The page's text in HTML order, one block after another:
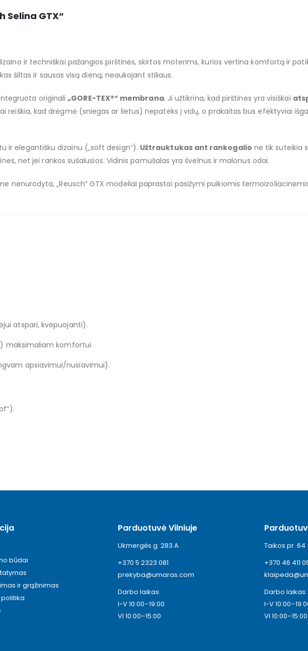
Selina GTX“
ir techniškai pažangios pirštinės, skirtos moterims, kurios vertina komfortą ir
šiltas ir sausas visą dieną, neaukojant stiliaus.
originali„GORE-TEX®“ membrana. Ji užtikrina, kad pirštinės yra visiškai
kad drėgmė (sniegas ar lietus) nepateks į vidų, o prakaitas bus efektyviai
ir elegantišku dizainu („soft design“). Užtrauktukas ant rankogalio ne tik suteikia
net jei rankos sušalusios. Vidinis pamušalas yra švelnus ir malonus odai.
nenurodyta, „Reusch“ GTX modeliai paprastai pasižymi puikiomis
atspari, kvėpuojanti).
maksimaliam komfortui.
apsiavimui/nusiavimui).
būdai
ir grąžinimas
Parduotuvė Vilniuje
Ukmergės g. 283 A
+370 5 2323 081
prekyba@umaras.com
Darbo laikas:
I-V 10:00–19:00
VI 10:00–15:00
Taikos pr. 64
+370 46 411
Darbo laikas:
I-V
VI 10:00–15:00